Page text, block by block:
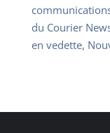
du Courier
en vedette,